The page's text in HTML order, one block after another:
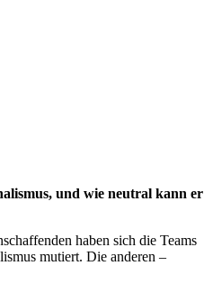
und wie neutral kann er
haben sich die Teams
mutiert. Die anderen –